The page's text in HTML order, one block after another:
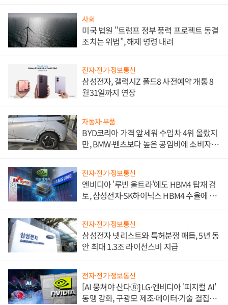
사회
미국 법원 "트럼프 정부 풍력 프로젝트 동결
조치는 위법", 해제 명령 내려
전자·전기·정보통신
삼성전자, 갤럭시Z 폴드8 사전예약 개통 8
월31일까지 연장
자동차·부품
BYD코리아 가격 앞세워 수입차 4위 올랐지
만, BMW·벤츠보다 높은 공임비에 소비자
전자·전기·정보통신
엔비디아 '루빈 울트라'에도 HBM4 탑재 검
토, 삼성전자·SK하이닉스 HBM4 수율에 주
전자·전기·정보통신
삼성전자 넷리스트와 특허분쟁 매듭, 5년 동
안 최대 1.3조 라이선스비 지급
전자·전기·정보통신
[AI 뭉쳐야 산다⑧] LG·엔비디아 '피지컬 AI'
동맹 강화, 구광모 제조·데이터·기술 결집